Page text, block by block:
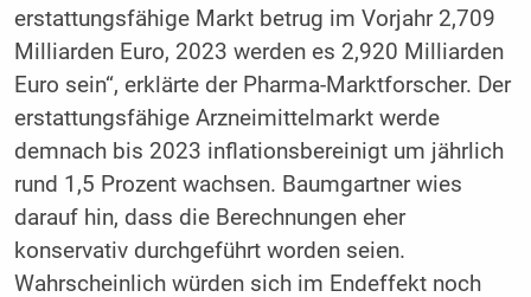
erstattungsfähige Markt betrug im Vorjahr 2,709
Milliarden Euro, 2023 werden es 2,920 Milliarden
Euro sein“, erklärte der Pharma-Marktforscher. Der
erstattungsfähige Arzneimittelmarkt werde
demnach bis 2023 inflationsbereinigt um jährlich
rund 1,5 Prozent wachsen. Baumgartner wies
darauf hin, dass die Berechnungen eher
konservativ durchgeführt worden seien.
Wahrscheinlich würden sich im Endeffekt noch